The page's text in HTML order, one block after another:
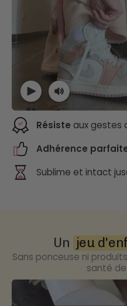
Résiste aux gestes
Adhérence
Sublime et intact
Un jeu
Sans ponceuse ni
santé